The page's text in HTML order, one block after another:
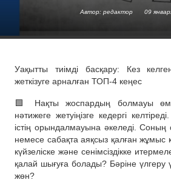
Автор: редактор 09
Уақытты тиімді басқару: Кез
жеткізуге арналған ТОП-4 кеңес
🟩 Нақты жоспардың болмауы
нәтижеге жетуіңізге кедергі
істің орындалмауына әкеледі.
немесе сабақта аяқсыз қалған жұмыс
күйзеліске және сенімсіздікке
қалай шығуға болады? Бәріне үлгеру
жөн?